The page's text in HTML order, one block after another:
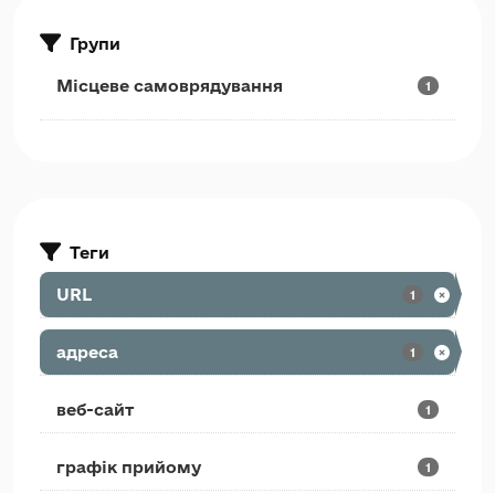
Групи
Місцеве самоврядування 1
Теги
URL 1
адреса 1
веб-сайт 1
графік прийому 1